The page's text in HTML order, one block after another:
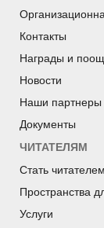
Контакты
Награды и
Новости
Наши партнеры
Документы
ЧИТАТЕЛЯМ
Стать читателем
Пространства
Услуги